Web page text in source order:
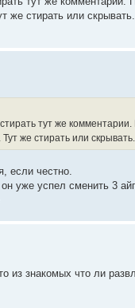
же стирать или скрывать.
тут же
же стирать или скрывать.
если честно.
уже успел сменить 3
из знакомых что ли